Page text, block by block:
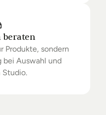
beraten
Produkte, sondern
Auswahl und
Studio.